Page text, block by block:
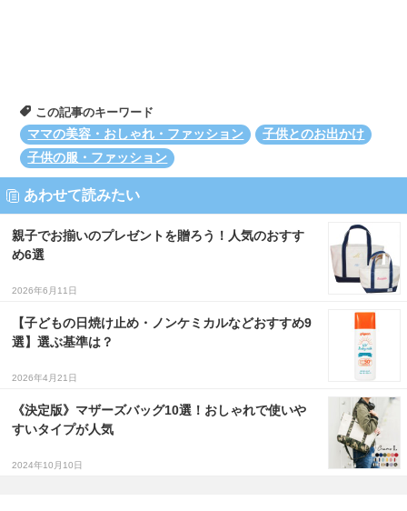
この記事のキーワード
ママの美容・おしゃれ・ファッション
子供とのお出かけ
子供の服・ファッション
あわせて読みたい
親子でお揃いのプレゼントを贈ろう！人気のおすす
め6選
2026年6月11日
【子どもの日焼け止め・ノンケミカルなどおすすめ9
選】選ぶ基準は？
2026年4月21日
《決定版》マザーズバッグ10選！おしゃれで使いや
すいタイプが人気
2024年10月10日